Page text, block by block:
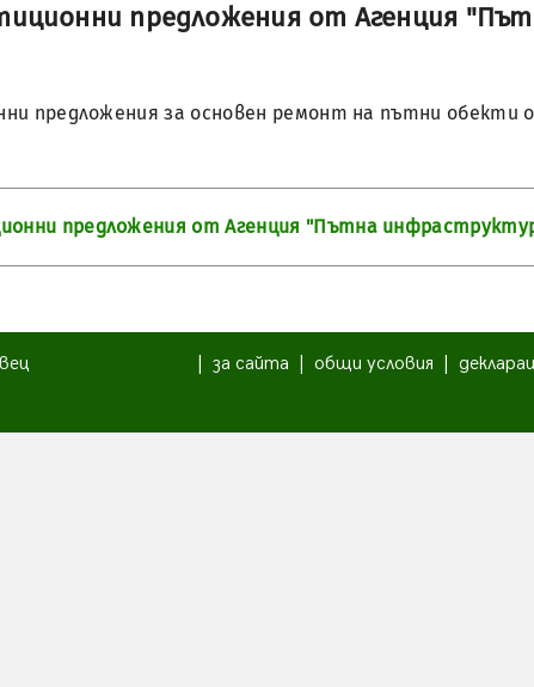
предложения от Агенция
предложения за основен ремонт на пътни
предложения от Агенция "Пътна
за сайта общи условия